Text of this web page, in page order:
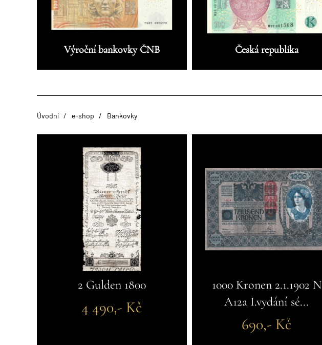
Výroční bankovky ČNB Česká republika
Úvodní e-shop Bankovky
2 Gulden 1800
4 490,- Kč
1000 Kronen 2.1.1902 N
A12a I.vydání sé...
690,- Kč